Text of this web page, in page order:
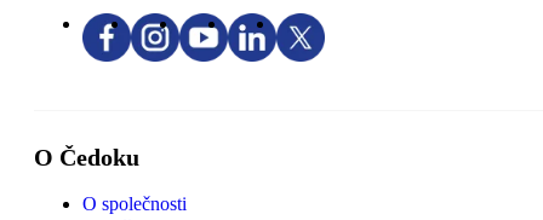
O Čedoku
O společnosti